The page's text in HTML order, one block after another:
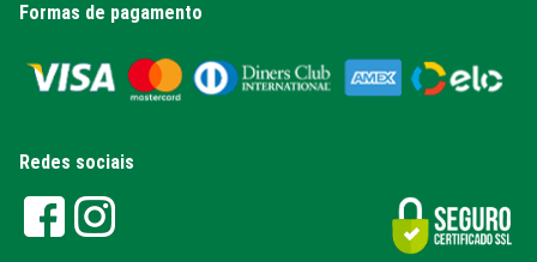
Formas de pagamento
Redes sociais